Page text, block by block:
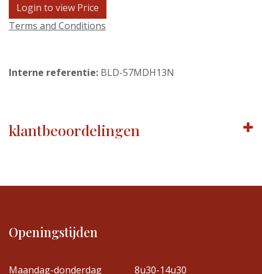
Login to view Price
Terms and Conditions
Interne referentie: BLD-57MDH13N
klantbeoordelingen
Openingstijden
Maandag-donderdag
8u30-14u30